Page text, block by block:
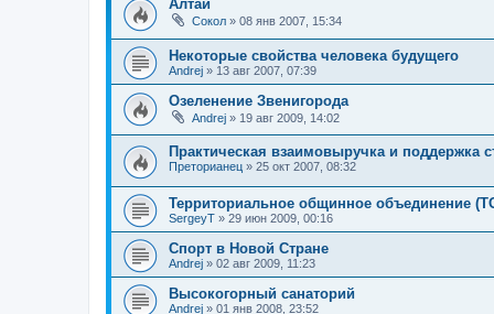
Алтай
Сокол » 08 янв 2007, 15:34
Некоторые свойства человека будущего
Andrej » 13 авг 2007, 07:39
Озеленение Звенигорода
Andrej » 19 авг 2009, 14:02
Практическая взаимовыручка и поддержка
Преторианец » 25 окт 2007, 08:32
Территориальное общинное объединение
SergeyT » 29 июн 2009, 00:16
Спорт в Новой Стране
Andrej » 02 авг 2009, 11:23
Высокогорный санаторий
Andrej » 01 янв 2008, 23:52